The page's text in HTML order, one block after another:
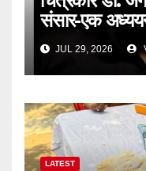
संसार-एक
JUL 29, 2026
LATEST